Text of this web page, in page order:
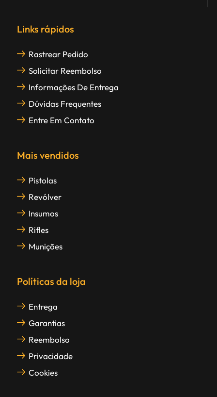
Links rápidos
Rastrear Pedido
Solicitar Reembolso
Informações De Entrega
Dúvidas Frequentes
Entre Em Contato
Mais vendidos
Pistolas
Revólver
Insumos
Rifles
Munições
Políticas da loja
Entrega
Garantias
Reembolso
Privacidade
Cookies